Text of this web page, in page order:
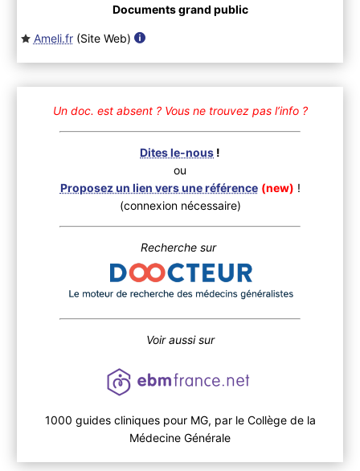
Documents grand public
Ameli.fr(Site Web)
Un doc. est absent ? Vous ne trouvez pas l’info ?
Dites le-nous !
ou
Proposez un lien vers une référence (new) !
(connexion nécessaire)
Recherche sur
Voir aussi sur
1000 guides cliniques pour MG, par le Collège de la
Médecine Générale